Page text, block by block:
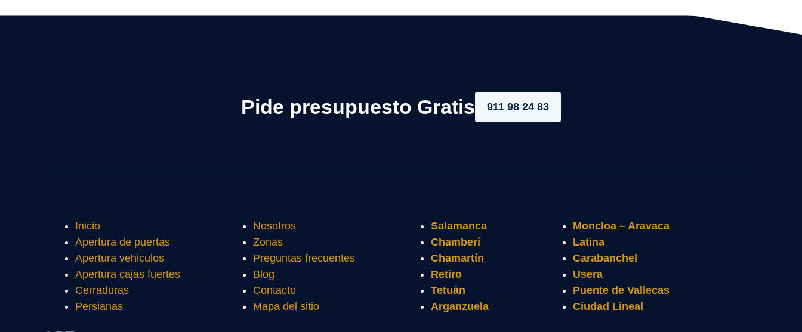
Pide presupuesto Gratis 911 98 24 83
Inicio
Apertura de puertas
Apertura vehiculos
Apertura cajas fuertes
Cerraduras
Persianas
Nosotros
Zonas
Preguntas frecuentes
Blog
Contacto
Mapa del sitio
Salamanca
Chamberí
Chamartín
Retiro
Tetuán
Arganzuela
Moncloa – Aravaca
Latina
Carabanchel
Usera
Puente de Vallecas
Ciudad Lineal